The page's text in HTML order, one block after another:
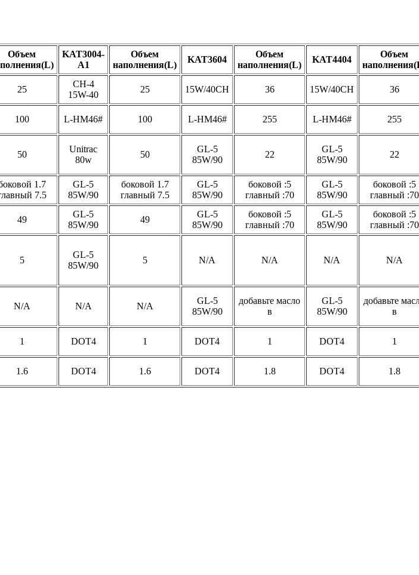
Объем
KAT3004-
A1
Объем
наполнения(L)
KAT3604
Объем
наполнения(L)
KAT4404
Объем
25
CH-4
15W-40
25 15W/40CH 36 15W/40CH 36
100 L-HM46# 100 L-HM46# 255 L-HM46# 255
50
Unitrac
80w
50
GL-5
85W/90
22
GL-5
85W/90
22
1.7
7.5
GL-5
85W/90
боковой 1.7
главный 7.5
GL-5
85W/90
боковой :5
главный :70
GL-5
85W/90
боковой :5
главный :70
49
GL-5
85W/90
49
GL-5
85W/90
боковой :5
главный :70
GL-5
85W/90
боковой :5
главный :70
5
GL-5
85W/90
5 N/A N/A N/A N/A
N/A N/A N/A
GL-5
85W/90
добавьте масло
в
GL-5
85W/90
добавьте
в
1 DOT4 1 DOT4 1 DOT4 1
1.6 DOT4 1.6 DOT4 1.8 DOT4 1.8